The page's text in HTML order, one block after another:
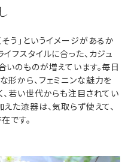
う」というイメージがあるか
フスタイルに合った、カジュ
のものが増えています。毎日
形から、フェミニンな魅力を
若い世代からも注目されてい
た漆器は、気取らず使えて、
です。